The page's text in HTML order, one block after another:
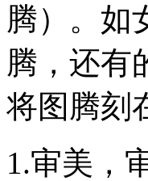
腾）。如
腾，还有
将图腾刻
1.审美，